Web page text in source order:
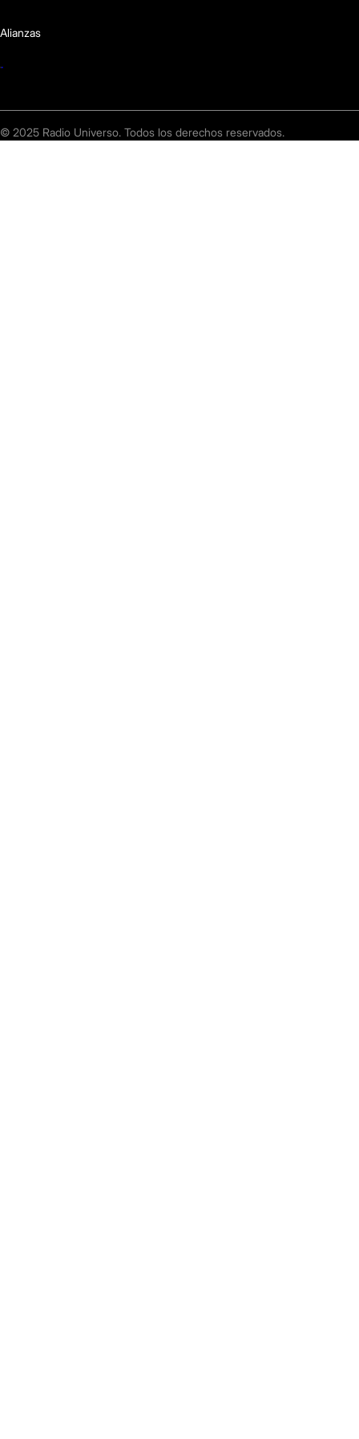
Alianzas
© 2025 Radio Universo. Todos los derechos reservados.